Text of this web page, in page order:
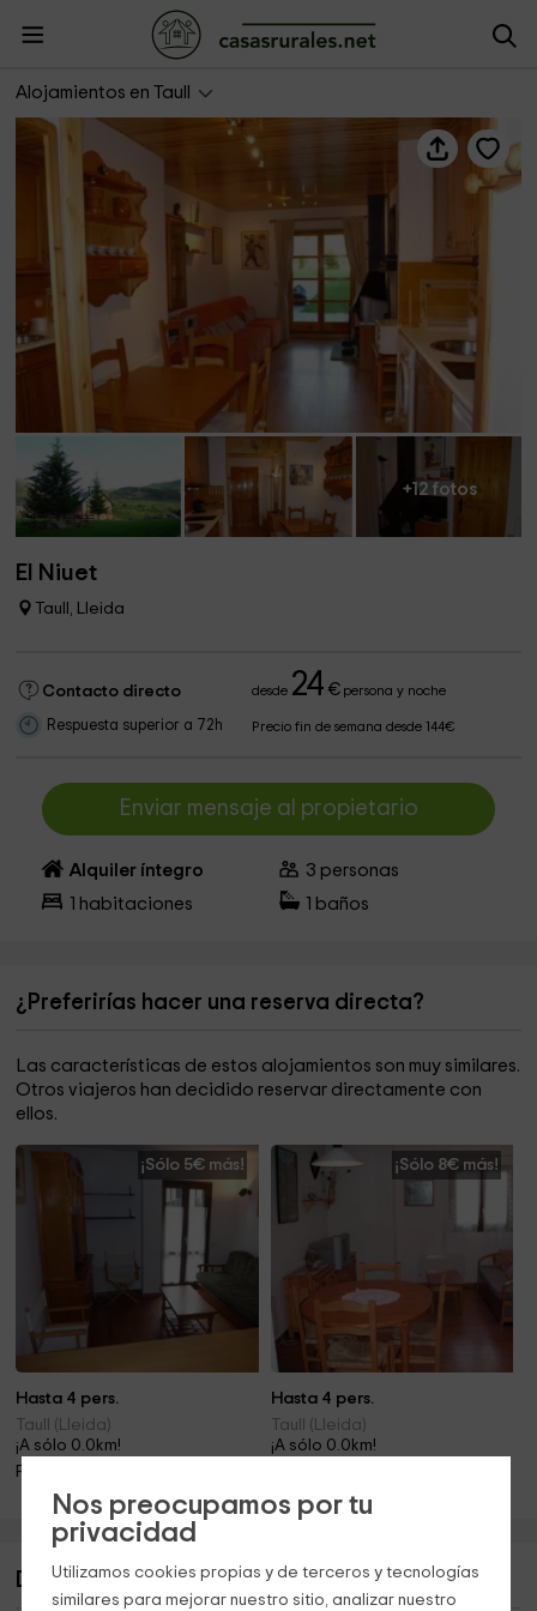
Nos preocupamos por tu
privacidad
Utilizamos cookies propias y de terceros y tecnologías
similares para mejorar nuestro sitio, analizar nuestro
Alojamientos en Taull
+12 fotos
El Niuet
Taull, Lleida
Contacto directo desde 24 €persona y noche
Respuesta superior a 72h Precio fin de semana desde 144€
Enviar mensaje al propietario
Alquiler íntegro 3 personas
habitaciones baños
¿Preferirías hacer una reserva directa?
Las características de estos alojamientos son muy similares.
Otros viajeros han decidido reservar directamente con
ellos.
¡Sólo 5€ más!
Hasta 4 pers.
Taull (Lleida)
¡A sólo 0.0km!
Piscina · Barbacoa
¡Sólo 8€ más!
Hasta 4 pers.
Taull (Lleida)
¡A sólo 0.0km!
Descripción de El Niuet